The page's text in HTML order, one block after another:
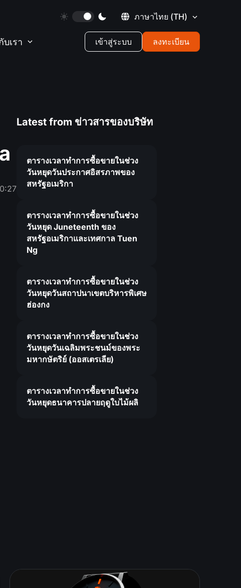
ภาษาไทย (TH)
บเรา เข้าสู่ระบบ ลงทะเบียน
Latest from ข่าวสารของบริษัท
ตารางเวลาทำการซื้อขายในช่วง
วันหยุดวันประกาศอิสรภาพของ
สหรัฐอเมริกา
ตารางเวลาทำการซื้อขายในช่วง
วันหยุด Juneteenth ของ
สหรัฐอเมริกาและเทศกาล Tuen
Ng
ตารางเวลาทำการซื้อขายในช่วง
วันหยุดวันสถาปนาเขตบริหารพิเศษ
ฮ่องกง
ตารางเวลาทำการซื้อขายในช่วง
วันหยุดวันเฉลิมพระชนม์ของพระ
มหากษัตริย์ (ออสเตรเลีย)
ตารางเวลาทำการซื้อขายในช่วง
วันหยุดธนาคารปลายฤดูใบไม้ผลิ